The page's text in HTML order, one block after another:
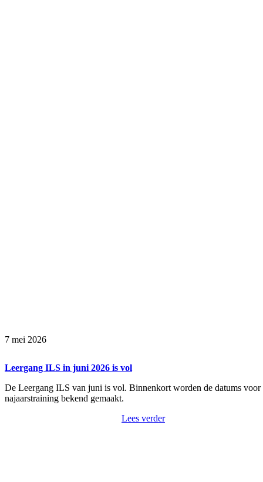
7 mei 2026
Leergang ILS in juni 2026 is vol
De Leergang ILS van juni is vol. Binnenkort worden de datums voor
najaarstraining bekend gemaakt.
Lees verder